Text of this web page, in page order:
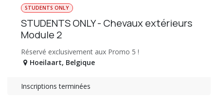
STUDENTS ONLY
STUDENTS ONLY - Chevaux extérieurs
Module 2
Réservé exclusivement aux Promo 5 !
Hoeilaart, Belgique
Inscriptions terminées